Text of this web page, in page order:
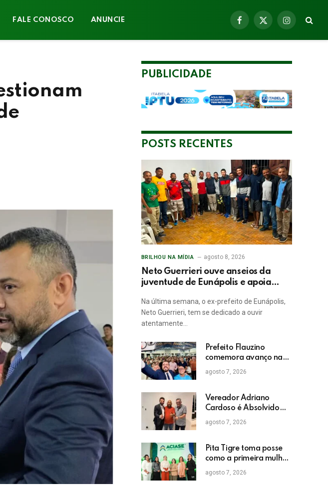
FALE CONOSCO ANUNCIE
Facebook
X
Instagram
PUBLICIDADE
POSTS RECENTES
BRILHOU NA MÍDIA agosto 8, 2026
Neto Guerrieri ouve anseios da
juventude de Eunápolis e apoia
Na última semana, o ex-prefeito de Eunápolis,
Neto Guerrieri, tem se dedicado a ouvir
atentamente…
Prefeito Flauzino
comemora avanço na
educação com
crescimento das notas
de Itabela
agosto 7, 2026
Vereador Adriano
Cardoso é Absolvido
em Julgamento por
Crime Eleitoral no TRE
agosto 7, 2026
Pita Tigre toma posse
como a primeira mulher
a presidir a ACIASE e
anuncia a retomada do
agosto 7, 2026